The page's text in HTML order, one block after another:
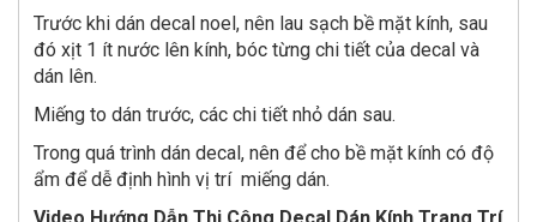
Trước khi dán decal noel, nên lau sạch bề mặt kính, sau
đó xịt 1 ít nước lên kính, bóc từng chi tiết của decal và
dán lên.
Miếng to dán trước, các chi tiết nhỏ dán sau.
Trong quá trình dán decal, nên để cho bề mặt kính có độ
ẩm để dễ định hình vị trí miếng dán.